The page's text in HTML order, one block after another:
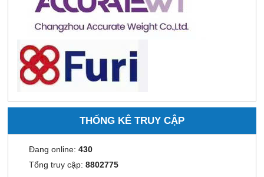
THỐNG KÊ TRUY CẬP
Đang online:430
Tổng truy cập:8802775